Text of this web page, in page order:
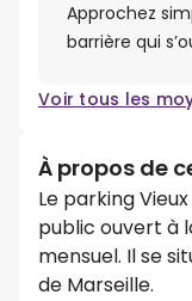
Approchez
barrière qui
Voir tous les
À propos de
Le parking
public ouvert à
mensuel. Il se
de Marseille.